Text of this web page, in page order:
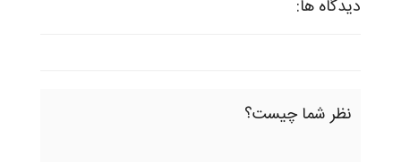
دیدگاه ها:
نظر شما چیست؟